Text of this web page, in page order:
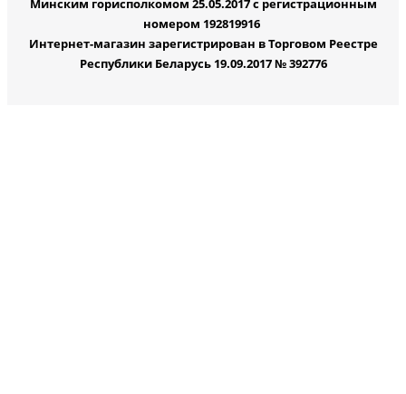
Минским горисполкомом 25.05.2017 с регистрационным
номером 192819916
Интернет-магазин зарегистрирован в Торговом Реестре
Республики Беларусь 19.09.2017 № 392776